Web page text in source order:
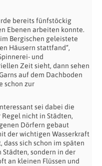
bereits fünfstöckig
Ebenen arbeiten konnte.
Bergischen geleistete
Häusern stattfand“,
und
Zeit sieht, dann sehen
auf dem Dachboden
schon zur
sei dabei die
Regel nicht in Städten,
Dörfern gebaut
der wichtigen Wasserkraft
dass sich schon im späten
sondern in der
an kleinen Flüssen und